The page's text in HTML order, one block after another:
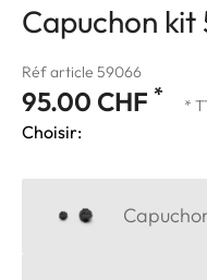
Capuchon kit
Réf article 59066
95.00 CHF * *
Choisir: